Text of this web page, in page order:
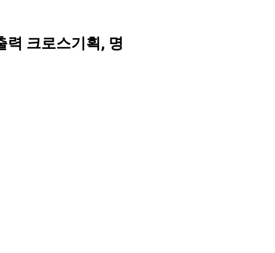
력 크로스기획, 명